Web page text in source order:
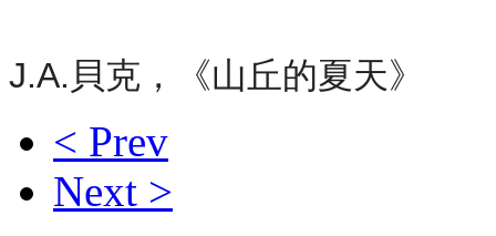
J.A.貝克，《山丘的夏天》
< Prev
Next >